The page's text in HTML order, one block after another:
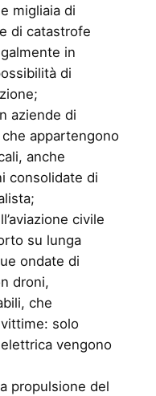
migliaia di
di catastrofe
in
di
aziende di
appartengono
anche
consolidate di
civile
su lunga
ondate di
droni,
che
solo
vengono
propulsione del